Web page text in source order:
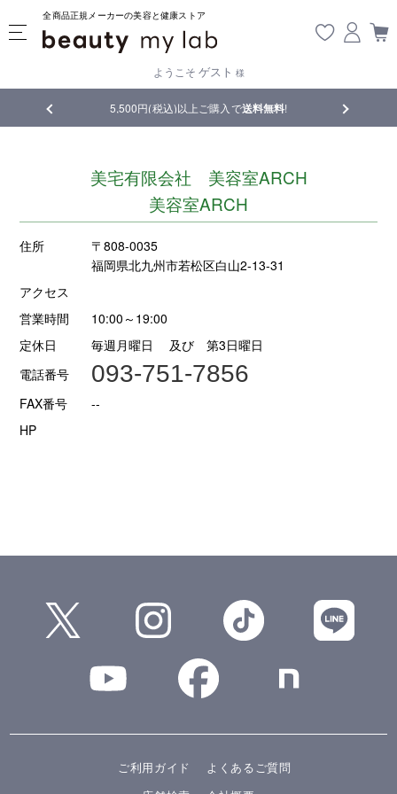
全商品正規メーカーの美容と健康ストア
ようこそ ゲスト 様
5,500円(税込)以上ご購入で送料無料! 【重要】
美宅有限会社 美容室ARCH
美容室ARCH
住所
〒808-0035
福岡県北九州市若松区白山2-13-31
アクセス
営業時間
10:00～19:00
定休日
毎週月曜日 及び 第3日曜日
電話番号
093-751-7856
FAX番号
--
HP
ご利用ガイド
よくあるご質問